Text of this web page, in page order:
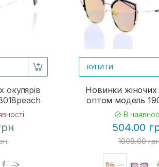
окулярів
КУПИТИ
Новинки жіночих
оптом модель
В
504.00
1008.00